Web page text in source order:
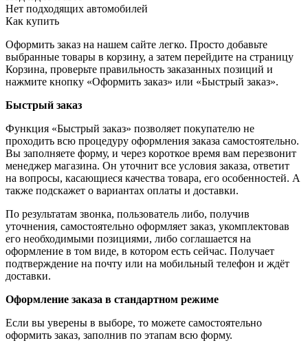
Нет подходящих автомобилей
Как купить
Оформить заказ на нашем сайте легко. Просто добавьте
выбранные товары в корзину, а затем перейдите на страницу
Корзина, проверьте правильность заказанных позиций и
нажмите кнопку «Оформить заказ» или «Быстрый заказ».
Быстрый заказ
Функция «Быстрый заказ» позволяет покупателю не
проходить всю процедуру оформления заказа самостоятельно.
Вы заполняете форму, и через короткое время вам перезвонит
менеджер магазина. Он уточнит все условия заказа, ответит
на вопросы, касающиеся качества товара, его особенностей. А
также подскажет о вариантах оплаты и доставки.
По результатам звонка, пользователь либо, получив
уточнения, самостоятельно оформляет заказ, укомплектовав
его необходимыми позициями, либо соглашается на
оформление в том виде, в котором есть сейчас. Получает
подтверждение на почту или на мобильный телефон и ждёт
доставки.
Оформление заказа в стандартном режиме
Если вы уверены в выборе, то можете самостоятельно
оформить заказ, заполнив по этапам всю форму.